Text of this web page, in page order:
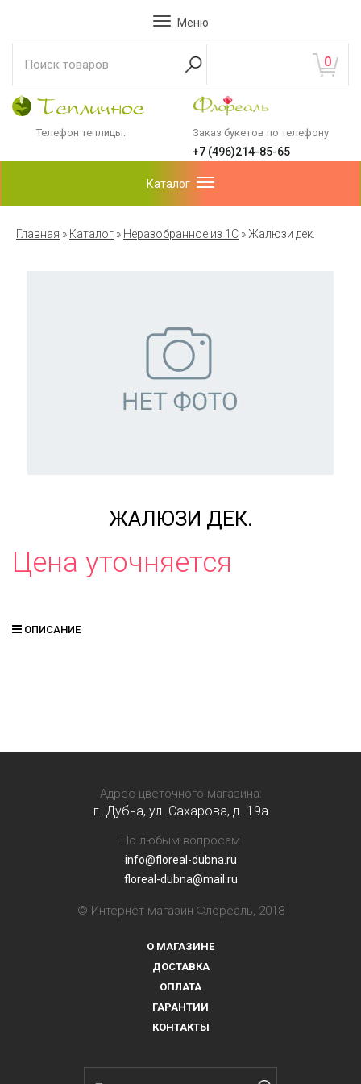
Меню
0
Телефон теплицы: Заказ букетов по телефону
+7 (496)214-85-65
Каталог
Главная » Каталог » Неразобранное из 1С »Жалюзи дек.
ЖАЛЮЗИ ДЕК.
Цена уточняется
ОПИСАНИЕ
Адрес цветочного магазина:
г. Дубна, ул. Сахарова, д. 19a
По любым вопросам
info@floreal-dubna.ru
floreal-dubna@mail.ru
© Интернет-магазин Флореаль, 2018
О МАГАЗИНЕ
ДОСТАВКА
ОПЛАТА
ГАРАНТИИ
КОНТАКТЫ